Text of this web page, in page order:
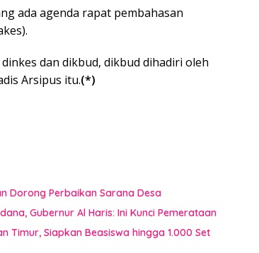
ada agenda rapat pembahasan
dan dikbud, dikbud dihadiri oleh
Arsipus itu.(*)
Dorong Perbaikan Sarana Desa
Gubernur Al Haris: Ini Kunci Pemerataan
Timur, Siapkan Beasiswa hingga 1.000 Set